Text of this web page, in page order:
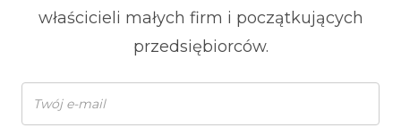
właścicieli małych firm i początkujących
przedsiębiorców.